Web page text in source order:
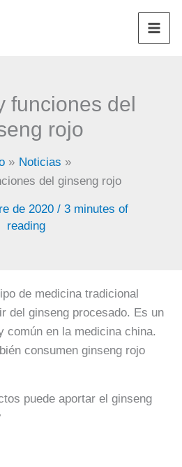
funciones del
rojo
Noticias
del ginseng rojo
de 2020 / 3 minutes of
reading
de medicina tradicional
del ginseng procesado. Es un
común en la medicina china.
consumen ginseng rojo
puede aportar el ginseng